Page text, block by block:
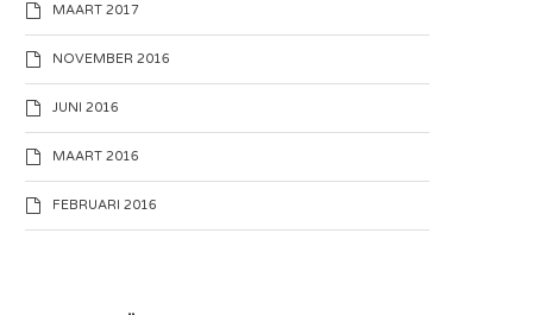
MAART 2017
NOVEMBER 2016
JUNI 2016
MAART 2016
FEBRUARI 2016